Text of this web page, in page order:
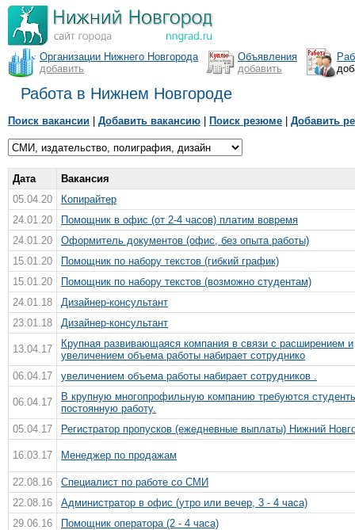
Организации Нижнего Новгорода
добавить
Объявления
добавить
Работа в Нижнем Новгороде
Поиск вакансии Добавить вакансию Поиск резюме Добавить
Дата
Вакансия
05.04.20
Копирайтер
24.01.20
Помощник в офис (от 2-4 часов) платим вовремя
24.01.20
Оформитель документов (офис, без опыта работы)
15.01.20
Помощник по набору текстов (гибкий график)
15.01.20
Помощник по набору текстов (возможно студентам)
24.01.18
Дизайнер-консультант
23.01.18
Дизайнер-консультант
13.04.17
Крупная развивающаяся компания в связи с расширением и
увеличением объема работы набирает сотруднико
06.04.17
увеличением объема работы набирает сотрудников .
06.04.17
В крупную многопрофильную компанию требуются
постоянную работу.
05.04.17
Регистратор пропусков (ежедневные выплаты) Нижний
16.03.17 Менеджер по продажам
22.08.16
Специалист по работе со СМИ
22.08.16
Администратор в офис (утро или вечер, 3 - 4 часа)
29.06.16
Помощник оператора (2 - 4 часа)